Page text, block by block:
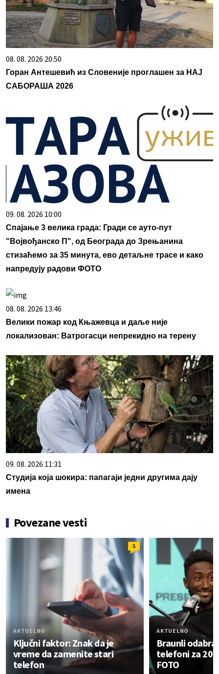
08. 08. 2026 20:50
Горан Антешевић из Словеније проглашен за НАЈ
САБОРАША 2026
09. 08. 2026 10:00
Спајање 3 велика града: Гради се ауто-пут
"Војвођанско П", од Београда до Зрењанина
стизаћемо за 35 минута, ево детаљне трасе и како
напредују радови ФОТО
08. 08. 2026 13:46
Велики пожар код Књажевца и даље није
локализован: Ватрогасци непрекидно на терену
09. 08. 2026 11:31
Студија која шокира: папагаји једни другима дају
имена
Povezane vesti
5
AKTUELNO
Ključni faktor: Znak da je
vreme da zamenite stari
telefon
AKTUELNO
Braunli
telefoni za
FOTO